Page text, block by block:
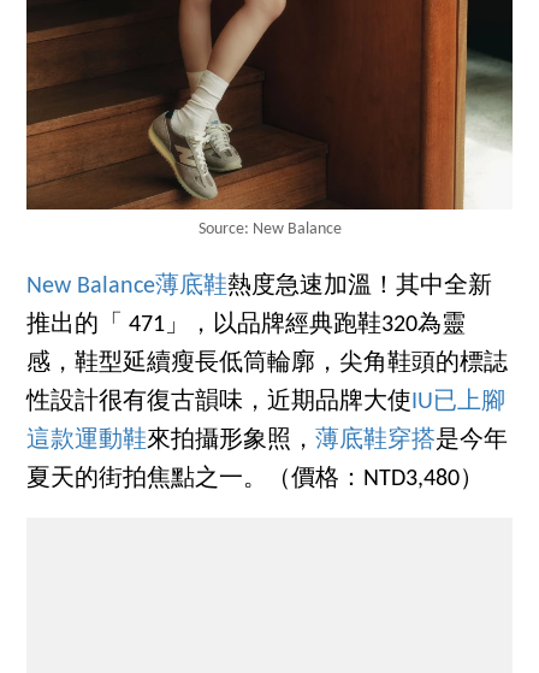
Source: New Balance
New Balance薄底鞋熱度急速加溫！其中全新
推出的「 471」，以品牌經典跑鞋320為靈
感，鞋型延續瘦長低筒輪廓，尖角鞋頭的標誌
性設計很有復古韻味，近期品牌大使IU已上腳
這款運動鞋來拍攝形象照，薄底鞋穿搭是今年
夏天的街拍焦點之一。（價格：NTD3,480）